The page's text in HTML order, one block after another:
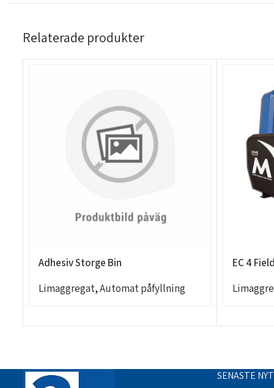
Relaterade produkter
Adhesiv Storge Bin
Limaggregat,Automat påfyllning
EC 4
SENASTE